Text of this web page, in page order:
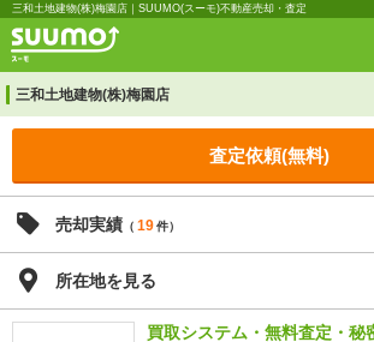
三和土地建物(株)梅園店｜SUUMO(スーモ)不動産売却・査定
三和土地建物(株)梅園店
査定依頼(無料)
売却実績 （ 19件）
所在地を見る
買取システム・無料査定・秘